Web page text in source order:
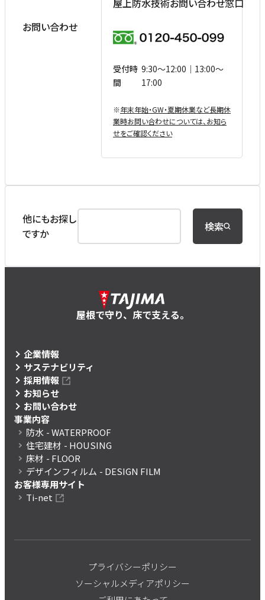
お問い合わせ
屋上防水技術お問い合わせ窓口
受付時
間
9:30〜12:00｜13:00〜
17:00
※年末年始・GW・夏期休業など⻑期休
業時お問い合わせについては、お知ら
せをご確認ください
他にもお探し
ですか
検索
屋根で守り、床で支える。
企業情報
サステナビリティ
採用情報
お知らせ
お問い合わせ
事業内容
防水 - WATERPROOF
住宅建材 - HOUSING
床材 - FLOOR
デザインフィルム - DESIGN FILM
お客様専用サイト
Ti-net
プライバシーポリシー
ソーシャルメディアポリシー